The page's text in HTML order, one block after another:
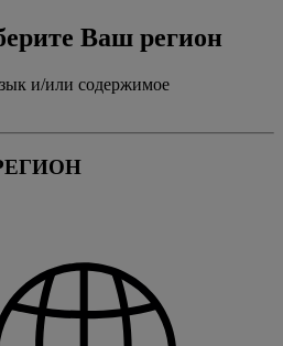
Ваш регион
и/или содержимое